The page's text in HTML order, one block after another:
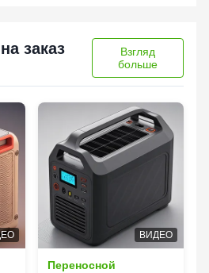
заказ
Взгляд
больше
ВИДЕО
Переносной